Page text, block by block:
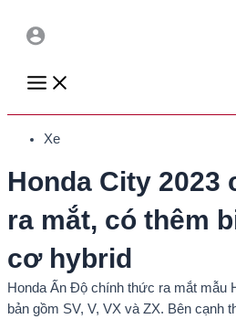
Main
Menu
Xe
Honda City 2023
ra mắt, có thêm
cơ hybrid
Honda Ấn Độ chính thức ra mắt mẫu
bản gồm SV, V, VX và ZX. Bên cạnh